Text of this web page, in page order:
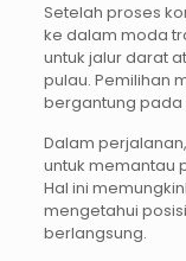
Setelah proses
ke dalam moda
untuk jalur darat
pulau. Pemilihan
bergantung pada
Dalam
untuk memantau
Hal ini
mengetahui
berlangsung.